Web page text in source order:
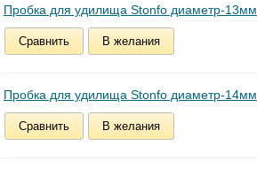
Пробка для удилища Stonfo диаметр-13мм
Сравнить В желания
Пробка для удилища Stonfo диаметр-14мм
Сравнить В желания